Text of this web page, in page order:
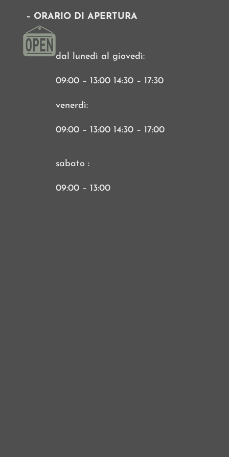
– ORARIO DI APERTURA
dal lunedì al giovedì:
09:00 – 13:00 14:30 – 17:30
venerdì:
09:00 – 13:00 14:30 – 17:00
sabato :
09:00 – 13:00